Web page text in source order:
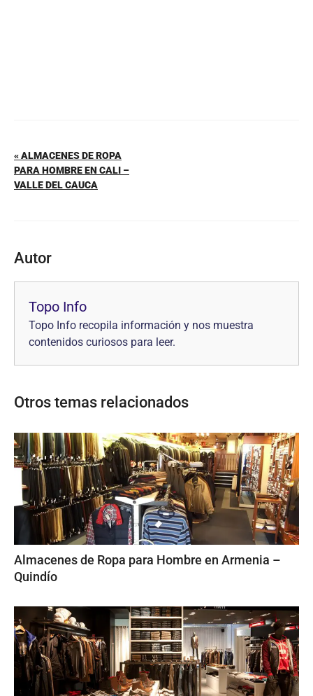
« ALMACENES DE ROPA
PARA HOMBRE EN CALI –
VALLE DEL CAUCA
Autor
Topo Info
Topo Info recopila información y nos muestra
contenidos curiosos para leer.
Otros temas relacionados
Almacenes de Ropa para Hombre en Armenia –
Quindío